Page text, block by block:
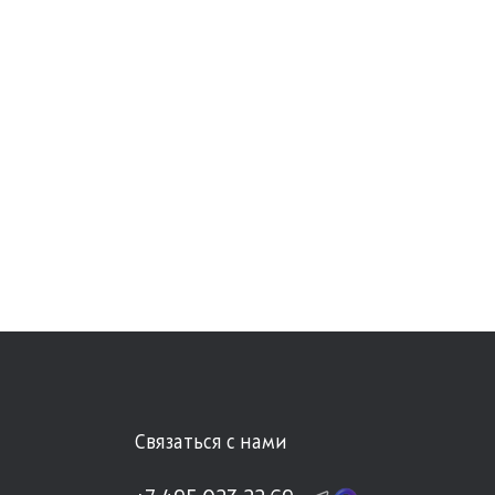
Связаться с нами